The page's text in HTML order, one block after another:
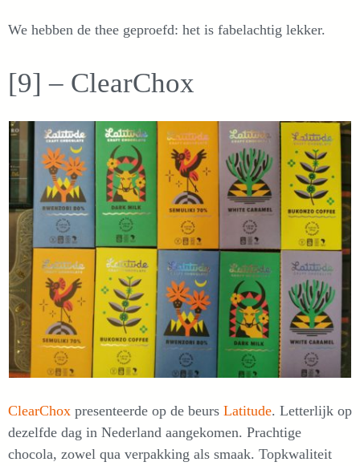
We hebben de thee geproefd: het is fabelachtig lekker.
[9] – ClearChox
ClearChox presenteerde op de beurs Latitude. Letterlijk op
dezelfde dag in Nederland aangekomen. Prachtige
chocola, zowel qua verpakking als smaak. Topkwaliteit